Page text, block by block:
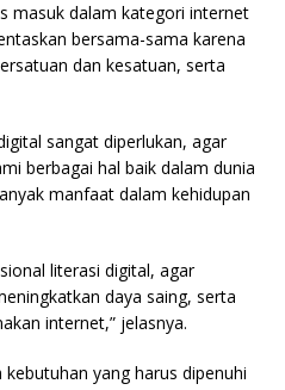
masuk dalam kategori internet
bersama-sama karena
dan kesatuan, serta
sangat diperlukan, agar
berbagai hal baik dalam dunia
manfaat dalam kehidupan
literasi digital, agar
daya saing, serta
internet,” jelasnya.
yang harus dipenuhi